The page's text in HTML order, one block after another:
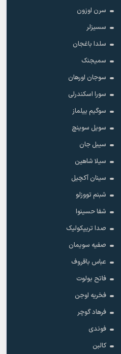
سرن اوزون
سسیزلر
سلدا باغجان
سمیجنک
سوجان اورهان
سورا اسکندرلی
سوگیم ییلماز
سویل سوینچ
سیبل جان
سیلا شاهین
سینان آکچیل
شبنم تووزلو
شفا حسینوا
صدا تریپکولیک
صفیه سویمان
عباس باقروف
فاتح بولوت
فخریه اوجن
فرهاد گوچر
فوندی
کالبن